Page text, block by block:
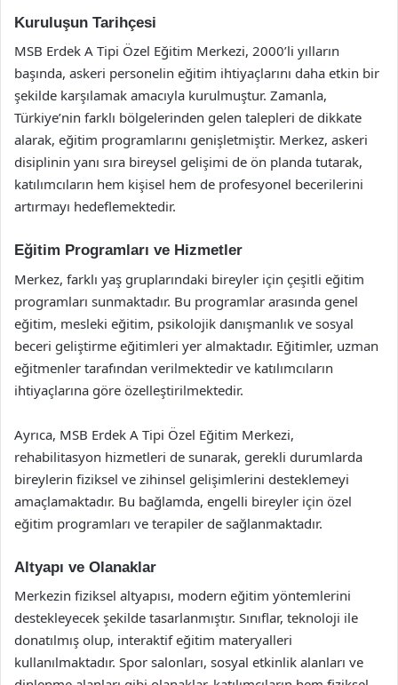
Kuruluşun Tarihçesi
MSB Erdek A Tipi Özel Eğitim Merkezi, 2000’li yılların
başında, askeri personelin eğitim ihtiyaçlarını daha etkin bir
şekilde karşılamak amacıyla kurulmuştur. Zamanla,
Türkiye’nin farklı bölgelerinden gelen talepleri de dikkate
alarak, eğitim programlarını genişletmiştir. Merkez, askeri
disiplinin yanı sıra bireysel gelişimi de ön planda tutarak,
katılımcıların hem kişisel hem de profesyonel becerilerini
artırmayı hedeflemektedir.
Eğitim Programları ve Hizmetler
Merkez, farklı yaş gruplarındaki bireyler için çeşitli eğitim
programları sunmaktadır. Bu programlar arasında genel
eğitim, mesleki eğitim, psikolojik danışmanlık ve sosyal
beceri geliştirme eğitimleri yer almaktadır. Eğitimler, uzman
eğitmenler tarafından verilmektedir ve katılımcıların
ihtiyaçlarına göre özelleştirilmektedir.
Ayrıca, MSB Erdek A Tipi Özel Eğitim Merkezi,
rehabilitasyon hizmetleri de sunarak, gerekli durumlarda
bireylerin fiziksel ve zihinsel gelişimlerini desteklemeyi
amaçlamaktadır. Bu bağlamda, engelli bireyler için özel
eğitim programları ve terapiler de sağlanmaktadır.
Altyapı ve Olanaklar
Merkezin fiziksel altyapısı, modern eğitim yöntemlerini
destekleyecek şekilde tasarlanmıştır. Sınıflar, teknoloji ile
donatılmış olup, interaktif eğitim materyalleri
kullanılmaktadır. Spor salonları, sosyal etkinlik alanları ve